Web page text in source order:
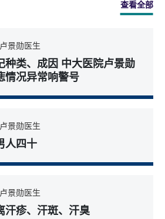
查看全部
卢景勋医生
种类、成因 中大医院卢景勋
情况异常响警号
卢景勋医生
人四十
卢景勋医生
汗疹、汗斑、汗臭